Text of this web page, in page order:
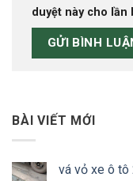
duyệt này cho lần
BÀI VIẾT MỚI
vá vỏ xe ô tô